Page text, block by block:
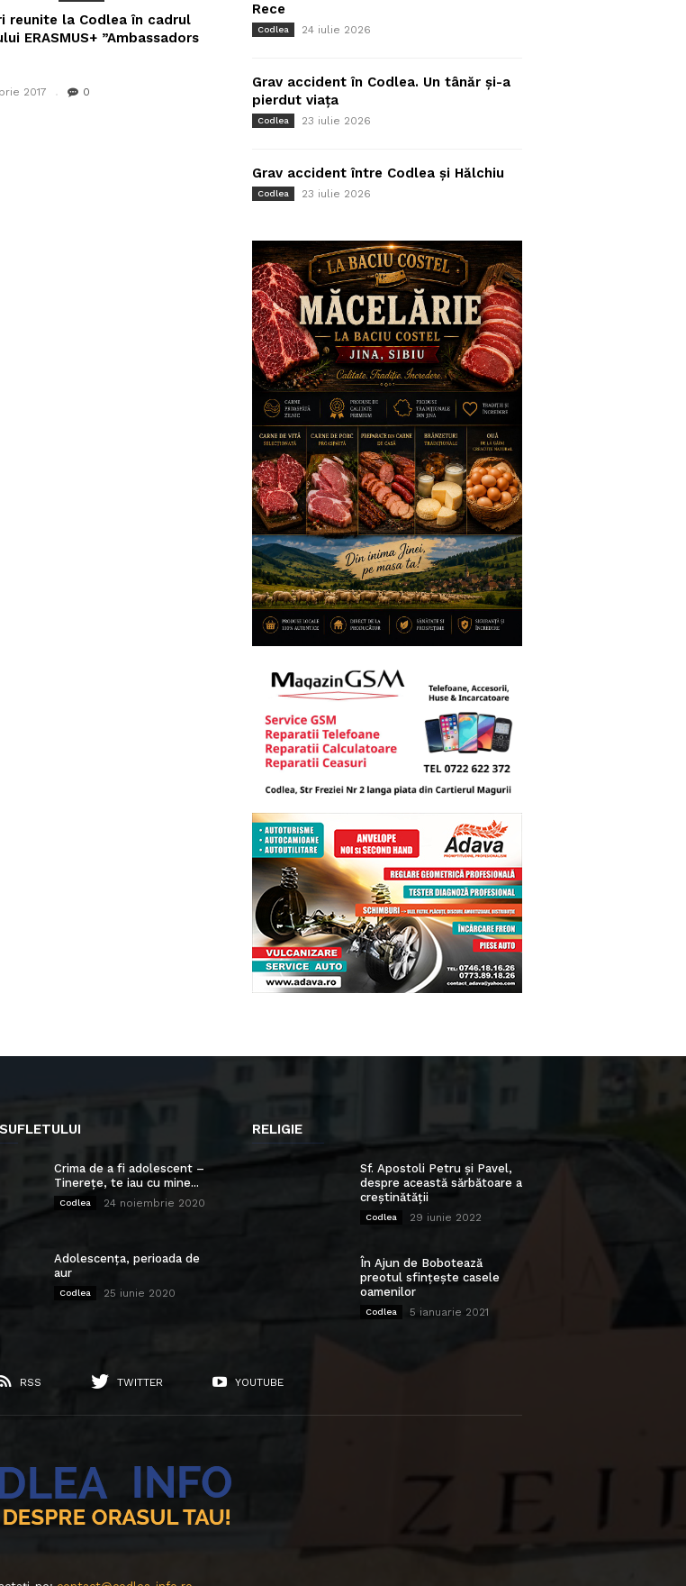
reunite la Codlea în cadrul
ERASMUS+ ”Ambassadors
2017 0
Rece
Codlea 24 iulie 2026
Grav accident în Codlea. Un tânăr și-a
pierdut viața
Codlea 23 iulie 2026
Grav accident între Codlea și Hălchiu
Codlea 23 iulie 2026
Crima de a fi adolescent –
Tinerețe, te iau cu mine...
Codlea 24 noiembrie 2020
Adolescența, perioada de
aur
Codlea 25 iunie 2020
RELIGIE
Sf. Apostoli Petru și Pavel,
despre această sărbătoare a
creștinătății
Codlea 29 iunie 2022
În Ajun de Bobotează
preotul sfințește casele
oamenilor
Codlea 5 ianuarie 2021
RSS TWITTER YOUTUBE